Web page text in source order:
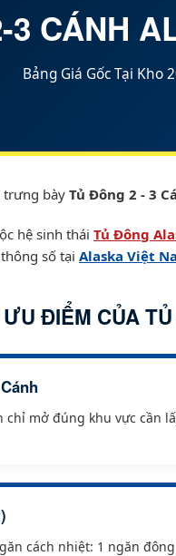
CÁNH
Bảng Giá Gốc Tại
trưng bày Tủ Đông 2 - 3
hệ sinh thái Tủ Đông
số tại Alaska Việt
ƯU ĐIỂM CỦA
chỉ mở đúng khu vực
cách nhiệt: 1 ngăn